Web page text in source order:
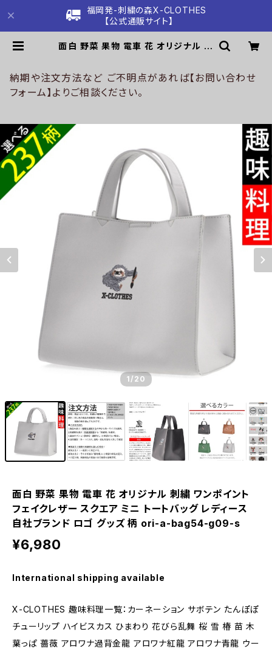
福岡発-刺繍の森X-CLOTHES
【公式通販サイト】
面白 野菜 果物 電車 花 オリジナル 刺
社ブランド ロゴ グッズ 柄 ori-a-ba
g54-g09-s | 刺繍の森X-CLOTH
ES【公式通販サイト】
納期や注文方法など ご不明点があれば【お問い合わせ
フォーム】よりご相談ください。
1/20
面白 野菜 果物 電車 花 オリジナル 刺繍 ワンポイント
フェイクレザー スクエア ミニ トートバッグ レディース
自社ブランド ロゴ グッズ 柄 ori-a-bag54-g09-s
¥6,980
International shipping available
X-CLOTHES 趣味料理一覧：カーネーション サボテン たんぽぽ
チューリップ ハイビスカス ひまわり 花びら乱舞 桜 雪 椿 苗 木
葉っぱ 薔薇 アロワナ過背金龍 アロワナ紅龍 アロワナ青龍 ウー